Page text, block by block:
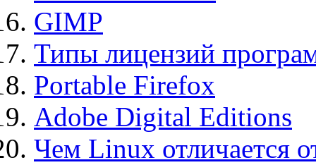
GIMP
Типы лицензий
Portable Firefox
Adobe Digital Editions
Чем Linux отличается